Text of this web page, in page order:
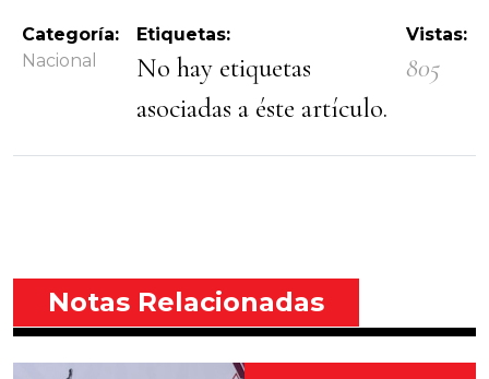
Categoría:
Nacional
Etiquetas:
No hay etiquetas
asociadas a éste artículo.
Vistas:
805
Notas Relacionadas